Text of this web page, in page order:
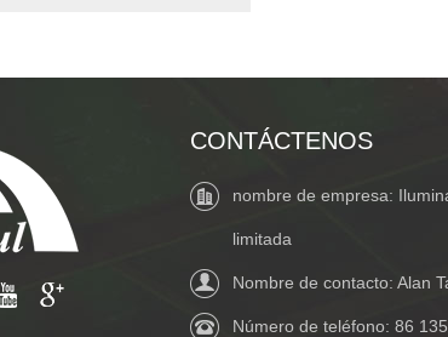
CONTÁCTENOS
nombre de empresa:
limitada
Nombre de contacto: Alan
Número de teléfono: 86